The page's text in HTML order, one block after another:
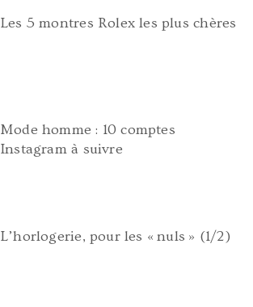
Les 5 montres Rolex les plus chères
Mode homme : 10 comptes
Instagram à suivre
L’horlogerie, pour les « nuls » (1/2)